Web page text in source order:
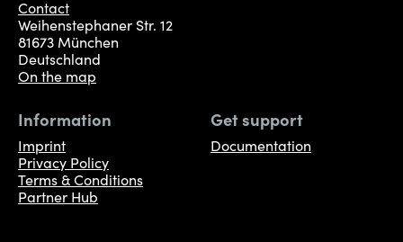
Contact
Weihenstephaner Str. 12
81673 München
Deutschland
On the map
Information
Imprint
Privacy Policy
Terms & Conditions
Partner Hub
Get support
Documentation